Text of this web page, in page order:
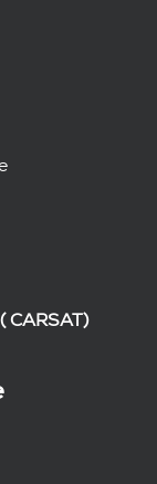
CARSAT)